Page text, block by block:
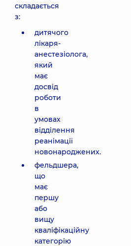
складається
з:
дитячого
лікаря-
анестезіолога,
який
має
досвід
роботи
в
умовах
відділення
реанімації
новонароджених.
фельдшера,
що
має
першу
або
вищу
кваліфікаційну
категорію